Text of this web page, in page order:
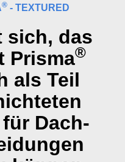
® - TEXTURED
sich, das
Prisma®
als Teil
Dach-